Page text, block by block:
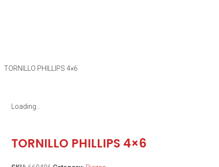
TORNILLO PHILLIPS 4×6
Loading...
TORNILLO PHILLIPS 4×6